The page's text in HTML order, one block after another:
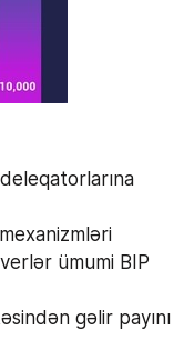
ümumi BIP
gəlir payını